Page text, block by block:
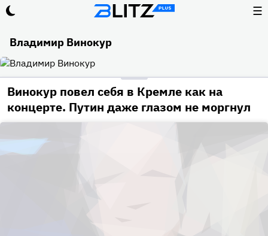
☰
Владимир Винокур
Винокур повел себя в Кремле как на
концерте. Путин даже глазом не моргнул